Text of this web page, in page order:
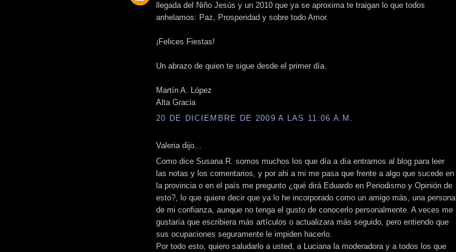
llegada del Niño Jesús y un 2010 que ya se aproxima te traigan lo que todos
anhelamos: Paz, Prosperidad y sobre todo Amor.
¡Felices Fiestas!
Un abrazo de quien te sigue desde el primer día.
Martín A. López
Alta Gracia
20 DE DICIEMBRE DE 2009 A LAS 11:06 A.M.
Valeria dijo...
Como dice Susana R. somos muchos los que día a día entramos al blog para leer
las notas y los comentarios, y por ahi a mi me pasa que frente a algo que sucede en
la provincia o en el país me pregunto ¿qué dirá Eduardo en Periodismo y Opinión de
esto?, lo que quiere decir que ya lo he incorporado como un amigo más, una persona
de mi confianza, aunque no tenga el gusto de conocerlo personalmente. A veces me
gustaría que escribiera más artículos o actualizara más seguido, pero entiendo que
sus ocupaciones seguramente le impiden hacerlo.
Por todo esto, quiero saludarlo a usted, a Luciana la moderadora y a todos los que